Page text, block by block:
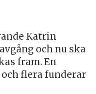
Katrin
och nu ska
fram. En
flera funderar